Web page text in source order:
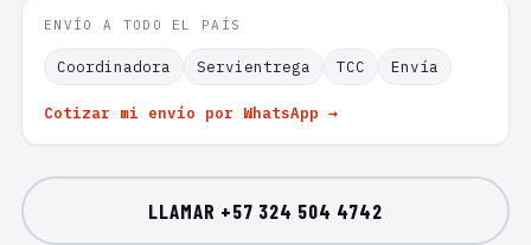
ENVÍO A TODO EL PAÍS
Coordinadora Servientrega TCC Envía
Cotizar mi envío por WhatsApp →
LLAMAR +57 324 504 4742